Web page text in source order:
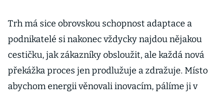
Trh má sice obrovskou schopnost adaptace a
podnikatelé si nakonec vždycky najdou nějakou
cestičku, jak zákazníky obsloužit, ale každá nová
překážka proces jen prodlužuje a zdražuje. Místo
abychom energii věnovali inovacím, pálíme ji v